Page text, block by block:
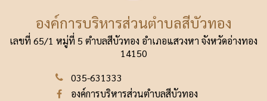
องค์การบริหารส่วนตำบลสีบัวทอง
เลขที่ 65/1 หมู่ที่ 5 ตำบลสีบัวทอง อำเภอแสวงหา จังหวัดอ่างทอง
14150
035-631333
องค์การบริหารส่วนตำบลสีบัวทอง